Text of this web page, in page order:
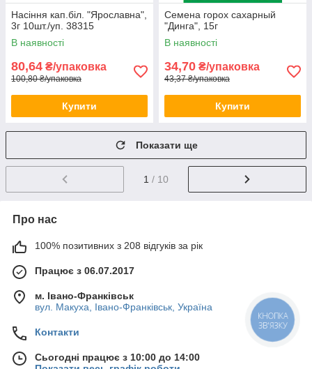
Насіння кап.бiл. "Ярославна",
3г 10шт./уп. 38315
В наявності
80,64 ₴/упаковка
100,80 ₴/упаковка
Купити
Семена горох сахарный
"Динга", 15г
В наявності
34,70 ₴/упаковка
43,37 ₴/упаковка
Купити
Показати ще
1 / 10
Про нас
100% позитивних з 208 відгуків за рік
Працює з 06.07.2017
м. Івано-Франківськ
вул. Макуха, Івано-Франківськ, Україна
Контакти
Сьогодні працює з 10:00 до 14:00
КНОПКА
ЗВ'ЯЗКУ